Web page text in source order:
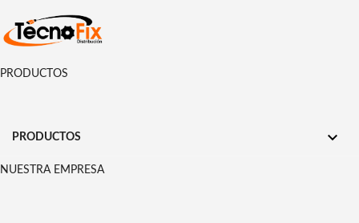
PRODUCTOS
PRODUCTOS 
NUESTRA EMPRESA